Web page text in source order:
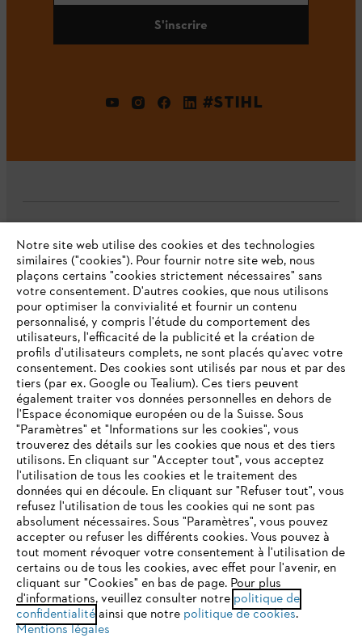
S'inscrire
#STIHL
L'Entreprise
Questions fréquentes
Service
Politique de protection des données
Mentions légales Cookies
Informations juridiques
STIHL VERTRIEBS AG, 8617 Mönchaltorf
VOTRE NAVIGATEUR INTERNET
N'EST PLUS PRIS EN CHARGE
Vous utilisez un navigateur Internet que nous ne prenons plus
en charge, et certaines fonctionnalités de notre site ne
peuvent fonctionner correctement. Pour une utilisation
optimale de notre site, nous vous recommandons de passer à
l'un des navigateurs suivants :
Notre site web utilise des cookies et des technologies
similaires ("cookies"). Pour fournir notre site web, nous
plaçons certains "cookies strictement nécessaires" sans
votre consentement. D'autres cookies, que nous utilisons
pour optimiser la convivialité et fournir un contenu
personnalisé, y compris l'étude du comportement des
utilisateurs, l'efficacité de la publicité et la création de
profils d'utilisateurs complets, ne sont placés qu'avec votre
consentement. Des cookies sont utilisés par nous et par des
tiers (par ex. Google ou Tealium). Ces tiers peuvent
également traiter vos données personnelles en dehors de
l'Espace économique européen ou de la Suisse. Sous
"Paramètres" et "Informations sur les cookies", vous
trouverez des détails sur les cookies que nous et des tiers
utilisons. En cliquant sur "Accepter tout", vous acceptez
l'utilisation de tous les cookies et le traitement des
données qui en découle. En cliquant sur "Refuser tout", vous
refusez l'utilisation de tous les cookies qui ne sont pas
absolument nécessaires. Sous "Paramètres", vous pouvez
accepter ou refuser les différents cookies. Vous pouvez à
tout moment révoquer votre consentement à l'utilisation de
certains ou de tous les cookies, avec effet pour l'avenir, en
cliquant sur "Cookies" en bas de page. Pour plus
d'informations, veuillez consulter notre politique de
confidentialitéainsi que notre politique de cookies.
Mentions légales